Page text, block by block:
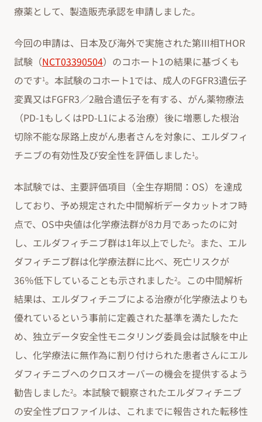
療薬として、製造販売承認を申請しました。
今回の申請は、日本及び海外で実施された第III相THOR
試験（NCT03390504）のコホート1の結果に基づくも
のです1。本試験のコホート1では、成人のFGFR3遺伝子
変異又はFGFR3／2融合遺伝子を有する、がん薬物療法
（PD-1もしくはPD-L1による治療）後に増悪した根治
切除不能な尿路上皮がん患者さんを対象に、エルダフィ
チニブの有効性及び安全性を評価しました1。
本試験では、主要評価項目（全生存期間：OS）を達成
しており、予め規定された中間解析データカットオフ時
点で、OS中央値は化学療法群が8カ月であったのに対
し、エルダフィチニブ群は1年以上でした2。また、エル
ダフィチニブ群は化学療法群に比べ、死亡リスクが
36％低下していることも示されました2。この中間解析
結果は、エルダフィチニブによる治療が化学療法よりも
優れているという事前に定義された基準を満たしたた
め、独立データ安全性モニタリング委員会は試験を中止
し、化学療法に無作為に割り付けられた患者さんにエル
ダフィチニブへのクロスオーバーの機会を提供するよう
勧告しました2。本試験で観察されたエルダフィチニブ
の安全性プロファイルは、これまでに報告された転移性